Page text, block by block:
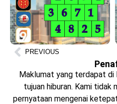
PREVIOUS
Maklumat yang terdapat di
tujuan hiburan. Kami tidak
pernyataan mengenai